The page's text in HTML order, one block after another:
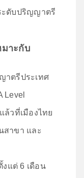
ะดับปริญญาตรี
มาะกับ
าตรีประเทศ
Level
ล้วที่เมืองไทย
สาขา และ
งแต่ 6 เดือน